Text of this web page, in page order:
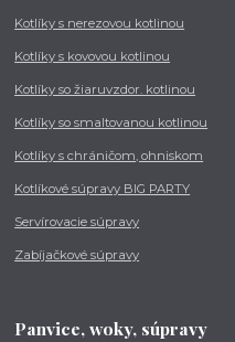
Kotlíky s nerezovou kotlinou
Kotlíky s kovovou kotlinou
Kotlíky so žiaruvzdor. kotlinou
Kotlíky so smaltovanou kotlinou
Kotlíky s chráničom, ohniskom
Kotlíkové súpravy BIG PARTY
Servírovacie súpravy
Zabíjačkové súpravy
Panvice, woky, súpravy